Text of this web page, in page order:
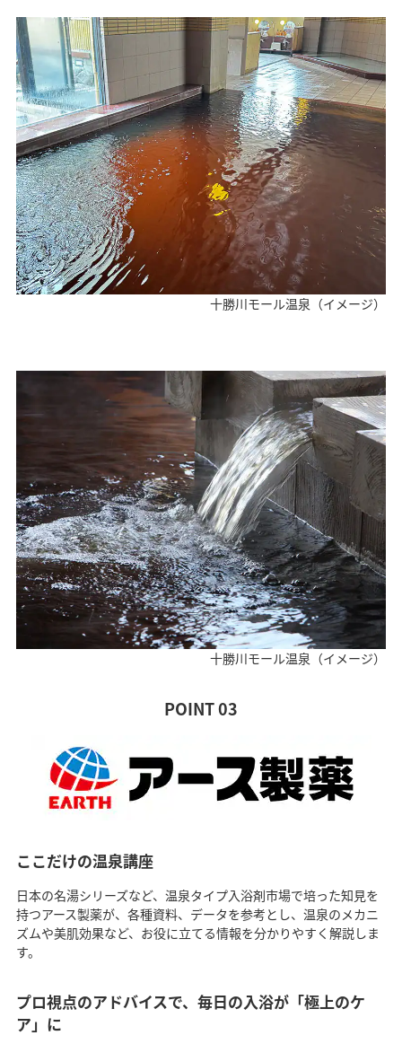
十勝川モール温泉（イメージ）
十勝川モール温泉（イメージ）
POINT 03
ここだけの温泉講座
日本の名湯シリーズなど、温泉タイプ入浴剤市場で培った知見を
持つアース製薬が、各種資料、データを参考とし、温泉のメカニ
ズムや美肌効果など、お役に立てる情報を分かりやすく解説しま
す。
プロ視点のアドバイスで、毎日の入浴が「極上のケ
ア」に